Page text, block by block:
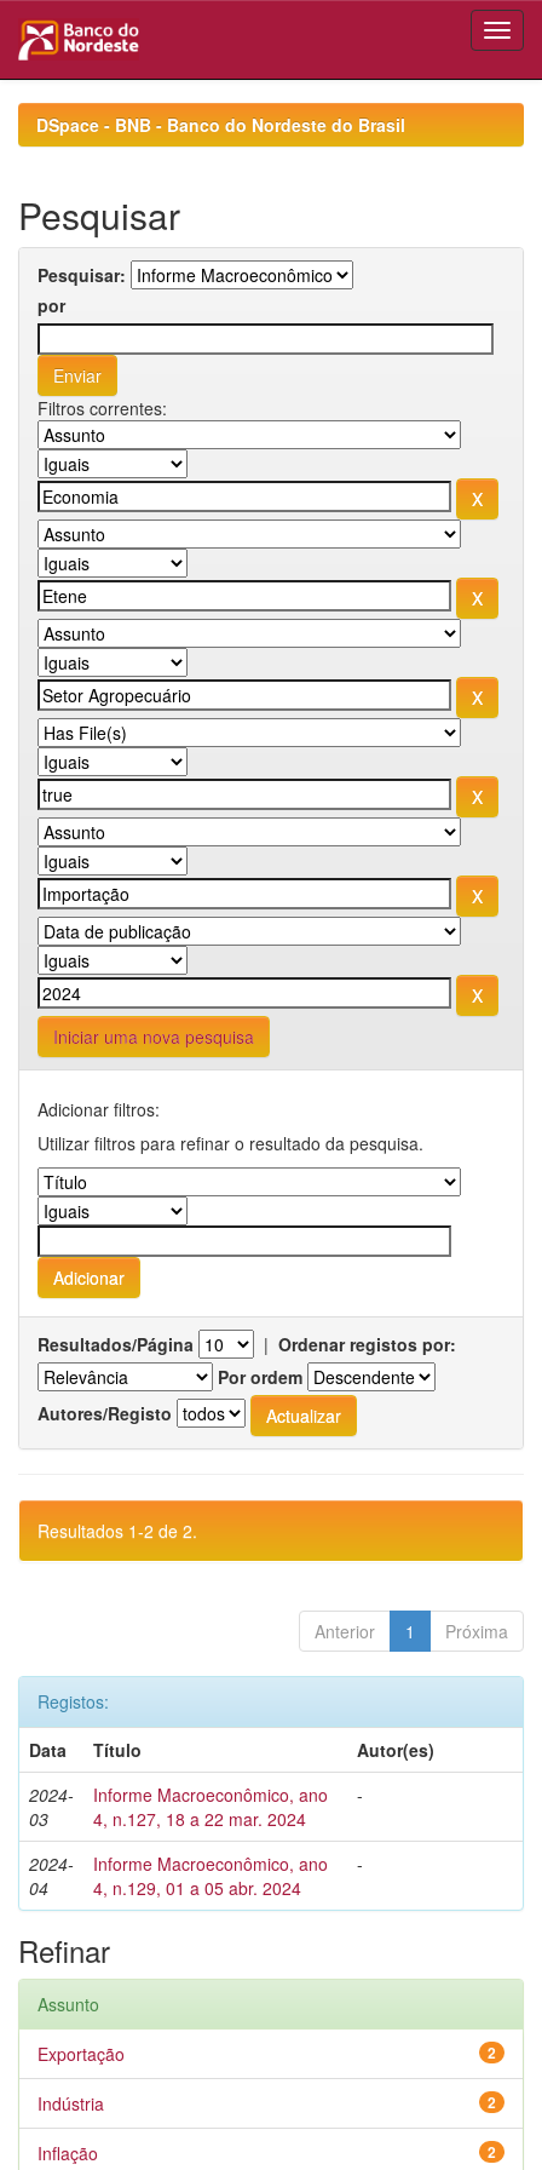
navigationDSpace - BNB - Banco do Nordeste do Brasil
Pesquisar
Pesquisar:
por
Filtros correntes:
Iniciar uma nova pesquisa
Adicionar filtros:
Utilizar filtros para refinar o resultado da pesquisa.
Resultados/Página | Ordenar registos por:
Por ordem
Autores/Registo
Resultados 1-2 de 2.
Anterior 1 Próxima
Registos:
Data
Título
Autor(es)
2024-
03
Informe Macroeconômico, ano
4, n.127, 18 a 22 mar. 2024
-
2024-
04
Informe Macroeconômico, ano
4, n.129, 01 a 05 abr. 2024
-
Refinar
Assunto
2
Exportação
2
Indústria
2
Inflação